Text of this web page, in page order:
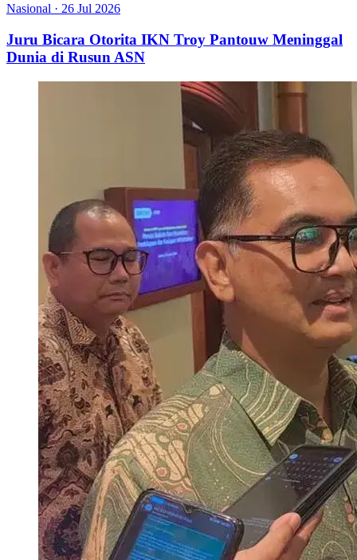
Nasional · 26 Jul 2026
Juru Bicara Otorita IKN Troy Pantouw Meninggal
Dunia di Rusun ASN